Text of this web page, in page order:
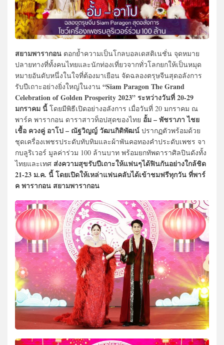
สยามพารากอน ตอกย้ำความเป็นโกลบอลเดสติเนชั่น จุดหมาย
ปลายทางที่ทั้งคนไทยและนักท่องเที่ยวจากทั่วโลกยกให้เป็นหมุด
หมายอันดับหนึ่งในใจที่ต้องมาเยือน จัดฉลองตรุษจีนสุดอลังการ
รับปีเถาะอย่างยิ่งใหญ่ในงาน “Siam Paragon The Grand
Celebration of Golden Prosperity 2023” ระหว่างวันที่ 20-29
มกราคม นี้ โดยมีพิธีเปิดอย่างอลังการ เมื่อวันที่ 20 มกราคม ณ
พาร์ค พารากอน ดาราสาวท็อปสุดของไทย อั้ม – พัชราภา ไชย
เชื้อ ควงคู่ อาโป – ณัฐวิญญ์ วัฒนกิติพัฒน์ ปรากฏตัวพร้อมด้วย
ชุดเครื่องเพชรประดับทับทิมและผ้าพันคอทองคำประดับเพชร จา
กบลูริเวอร์ มูลค่าร่วม 100 ล้านบาท พร้อมยกทัพดาราศิลปินดังทั้ง
ไทยและเทศ ส่งความสุขรับปีเถาะให้แฟนๆได้ฟินกันอย่างใกล้ชิด
21-23 ม.ค. นี้ โดยเปิดให้เหล่าแฟนคลับได้เข้าชมฟรีทุกวัน ที่พาร์
ค พารากอน สยามพารากอน